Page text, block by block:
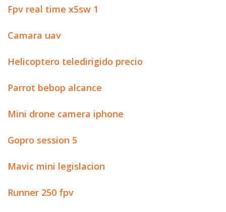
Fpv real time x5sw 1
Camara uav
Helicoptero teledirigido precio
Parrot bebop alcance
Mini drone camera iphone
Gopro session 5
Mavic mini legislacion
Runner 250 fpv